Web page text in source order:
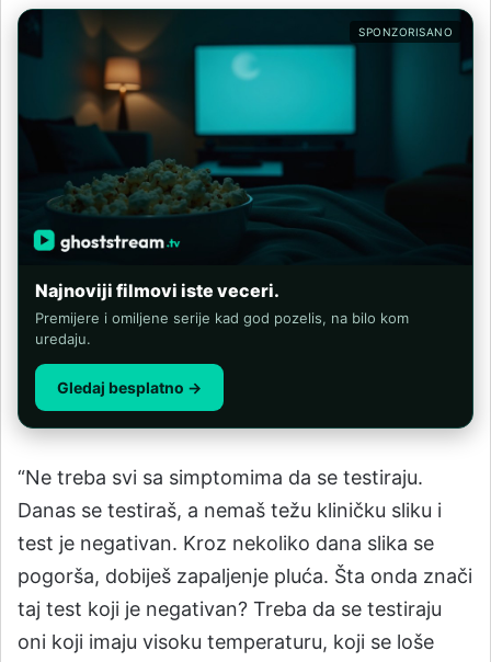
SPONZORISANO
Najnoviji filmovi iste veceri.
Premijere i omiljene serije kad god pozelis, na bilo kom
uredaju.
Gledaj besplatno →
“Ne treba svi sa simptomima da se testiraju.
Danas se testiraš, a nemaš težu kliničku sliku i
test je negativan. Kroz nekoliko dana slika se
pogorša, dobiješ zapaljenje pluća. Šta onda znači
taj test koji je negativan? Treba da se testiraju
oni koji imaju visoku temperaturu, koji se loše